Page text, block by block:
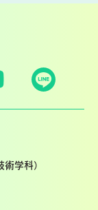
学科）